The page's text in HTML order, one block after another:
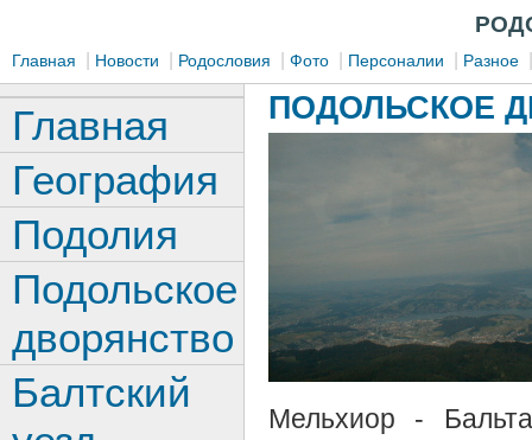
Главная Новости Родословия Фото Персоналии Разное
ПОДОЛЬСКОЕ
Мельхиор -
Главная
География
Подолия
Подольское
дворянство
Балтский